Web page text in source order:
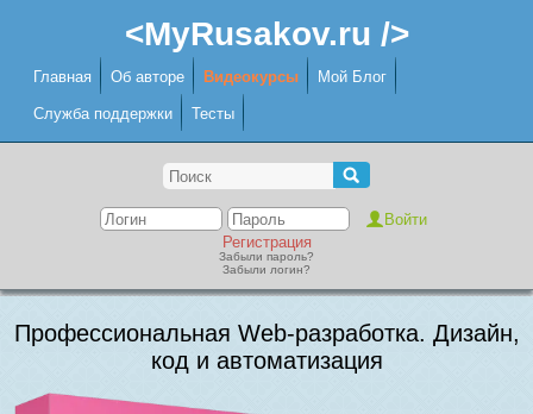
<MyRusakov.ru />
Главная Об авторе Видеокурсы Мой Блог
Служба поддержки Тесты
Регистрация
Забыли пароль?
Забыли логин?
Профессиональная Web-разработка. Дизайн,
код и автоматизация